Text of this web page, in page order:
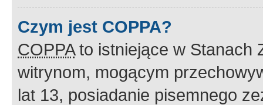
Czym jest COPPA?
COPPAto istniejące w Stanach
witrynom, mogącym
lat 13, posiadanie pisemnego